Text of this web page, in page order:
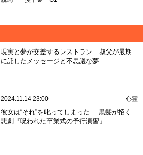
現実と夢が交差するレストラン…叔父が最期
に託したメッセージと不思議な夢
2024.11.14 23:00 心霊
彼女は“それ”を叱ってしまった… 黒髪が招く
悲劇『呪われた卒業式の予行演習』